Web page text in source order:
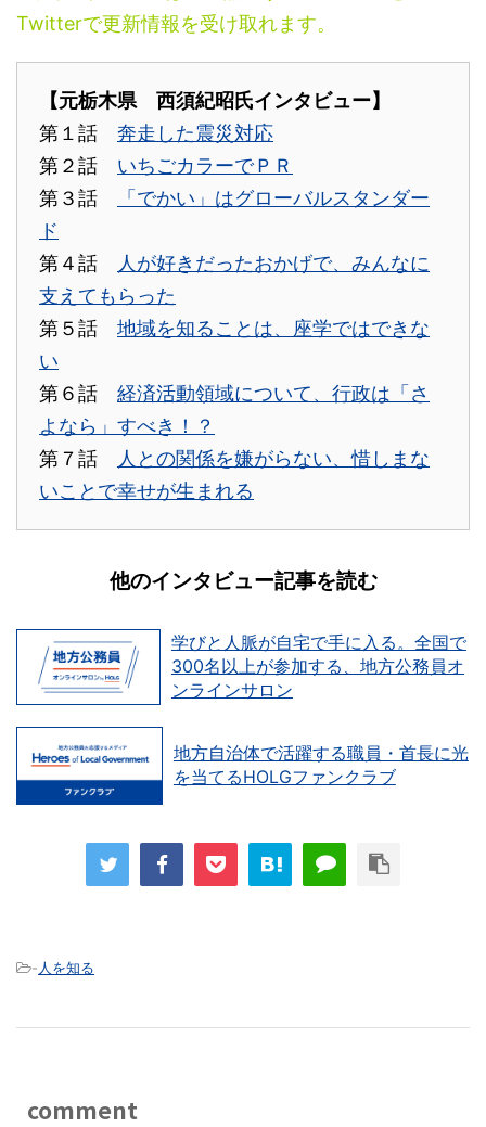
Twitterで更新情報を受け取れます。
【元栃木県 西須紀昭氏インタビュー】
第１話 奔走した震災対応
第２話 いちごカラーでＰＲ
第３話
「でかい」はグローバルスタンダー
ド
第４話
人が好きだったおかげで、みんなに
支えてもらった
第５話 地域を知ることは、座学ではできな
い
第６話 経済活動領域について、行政は「さ
よなら」すべき！？
第７話
人との関係を嫌がらない、惜しまな
いことで幸せが生まれる
他のインタビュー記事を読む
学びと人脈が自宅で手に入る。全国で
300名以上が参加する、地方公務員オ
ンラインサロン
地方自治体で活躍する職員・首長に光
を当てるHOLGファンクラブ
- 人を知る
comment